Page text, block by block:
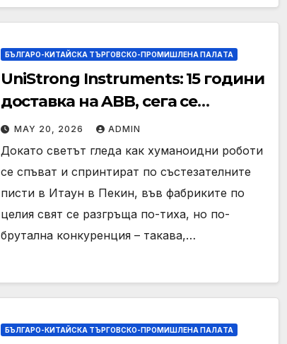
БЪЛГАРО-КИТАЙСКА ТЪРГОВСКО-ПРОМИШЛЕНА ПАЛAТА
UniStrong Instruments: 15 години
доставка на ABB, сега се
състезава към глобално
доминиране на сензорите за
роботи
MAY 20, 2026 ADMIN
Докато светът гледа как хуманоидни роботи
се спъват и спринтират по състезателните
писти в Итаун в Пекин, във фабриките по
целия свят се разгръща по-тиха, но по-
брутална конкуренция – такава,…
БЪЛГАРО-КИТАЙСКА ТЪРГОВСКО-ПРОМИШЛЕНА ПАЛAТА